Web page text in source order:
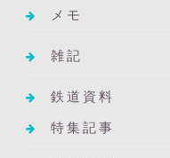
メモ
雑記
鉄道資料
特集記事